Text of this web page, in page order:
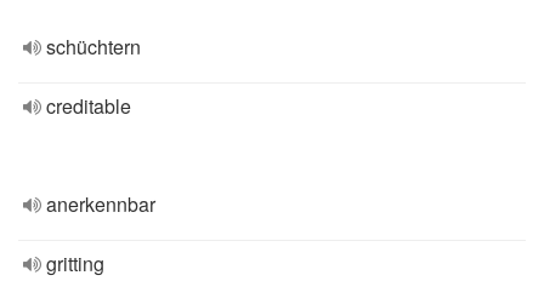
schüchtern
creditable
anerkennbar
gritting